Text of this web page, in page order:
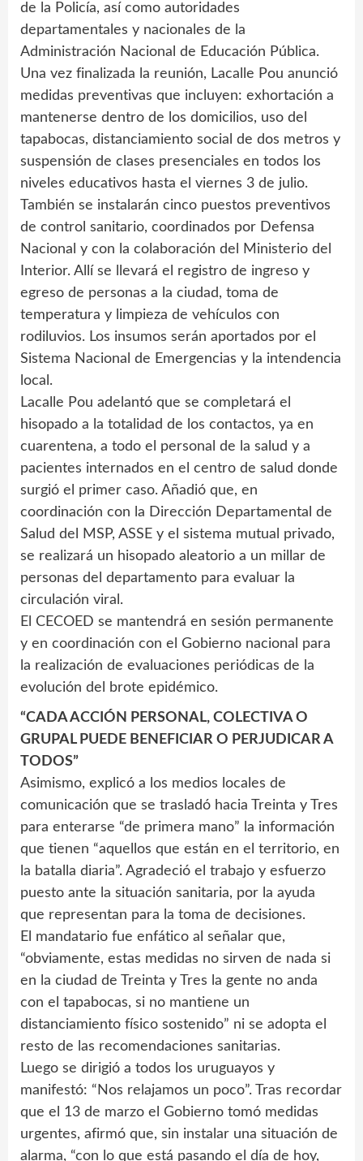
de la Policía, así como autoridades
departamentales y nacionales de la
Administración Nacional de Educación Pública.
Una vez finalizada la reunión, Lacalle Pou anunció
medidas preventivas que incluyen: exhortación a
mantenerse dentro de los domicilios, uso del
tapabocas, distanciamiento social de dos metros y
suspensión de clases presenciales en todos los
niveles educativos hasta el viernes 3 de julio.
También se instalarán cinco puestos preventivos
de control sanitario, coordinados por Defensa
Nacional y con la colaboración del Ministerio del
Interior. Allí se llevará el registro de ingreso y
egreso de personas a la ciudad, toma de
temperatura y limpieza de vehículos con
rodiluvios. Los insumos serán aportados por el
Sistema Nacional de Emergencias y la intendencia
local.
Lacalle Pou adelantó que se completará el
hisopado a la totalidad de los contactos, ya en
cuarentena, a todo el personal de la salud y a
pacientes internados en el centro de salud donde
surgió el primer caso. Añadió que, en
coordinación con la Dirección Departamental de
Salud del MSP, ASSE y el sistema mutual privado,
se realizará un hisopado aleatorio a un millar de
personas del departamento para evaluar la
circulación viral.
El CECOED se mantendrá en sesión permanente
y en coordinación con el Gobierno nacional para
la realización de evaluaciones periódicas de la
evolución del brote epidémico.
“CADA ACCIÓN PERSONAL, COLECTIVA O
GRUPAL PUEDE BENEFICIAR O PERJUDICAR A
TODOS”
Asimismo, explicó a los medios locales de
comunicación que se trasladó hacia Treinta y Tres
para enterarse “de primera mano” la información
que tienen “aquellos que están en el territorio, en
la batalla diaria”. Agradeció el trabajo y esfuerzo
puesto ante la situación sanitaria, por la ayuda
que representan para la toma de decisiones.
El mandatario fue enfático al señalar que,
“obviamente, estas medidas no sirven de nada si
en la ciudad de Treinta y Tres la gente no anda
con el tapabocas, si no mantiene un
distanciamiento físico sostenido” ni se adopta el
resto de las recomendaciones sanitarias.
Luego se dirigió a todos los uruguayos y
manifestó: “Nos relajamos un poco”. Tras recordar
que el 13 de marzo el Gobierno tomó medidas
urgentes, afirmó que, sin instalar una situación de
alarma, “con lo que está pasando el día de hoy,